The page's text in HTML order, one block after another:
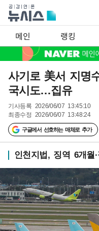
메인 랭킹
사기로 美서 지명
국시도…집유
기사등록 2026/06/07 13:45:10
최종수정 2026/06/07 13:48:24
구글에서 선호하는 매체로 추가
인천지법, 징역 6개월